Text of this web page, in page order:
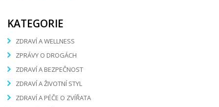
KATEGORIE
ZDRAVÍ A WELLNESS
ZPRÁVY O DROGÁCH
ZDRAVÍ A BEZPEČNOST
ZDRAVÍ A ŽIVOTNÍ STYL
ZDRAVÍ A PÉČE O ZVÍŘATA